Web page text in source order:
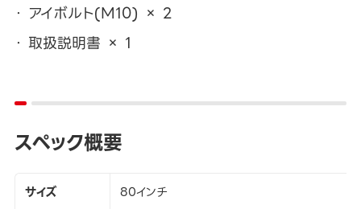
アイボルト(M10) × 2
取扱説明書 × 1
スペック概要
サイズ
80インチ